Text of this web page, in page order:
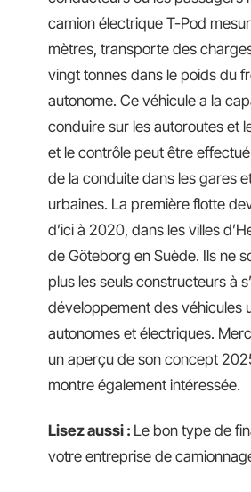
camion électrique T-Pod
mètres, transporte des
vingt tonnes dans le poids du
autonome. Ce véhicule a la
conduire sur les autoroutes et
et le contrôle peut être
de la conduite dans les gares
urbaines. La première flotte
d’ici à 2020, dans les villes
de Göteborg en Suède. Ils ne
plus les seuls constructeurs à
développement des véhicules
autonomes et électriques.
un aperçu de son concept
montre également intéressée.
Lisez aussi : Le bon type de
votre entreprise de